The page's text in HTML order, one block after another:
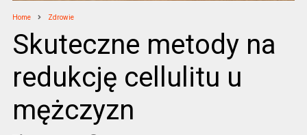
Home Zdrowie
Skuteczne metody na
redukcję cellulitu u
mężczyzn